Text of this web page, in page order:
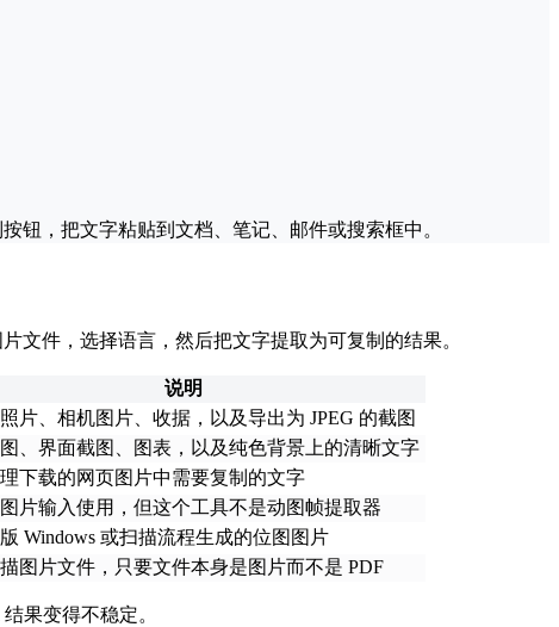
钮，把文字粘贴到文档、笔记、邮件或搜索框中。
文件，选择语言，然后把文字提取为可复制的结果。
说明
片、相机图片、收据，以及导出为 JPEG 的截图
、界面截图、图表，以及纯色背景上的清晰文字
下载的网页图片中需要复制的文字
片输入使用，但这个工具不是动图帧提取器
Windows 或扫描流程生成的位图图片
图片文件，只要文件本身是图片而不是 PDF
果变得不稳定。